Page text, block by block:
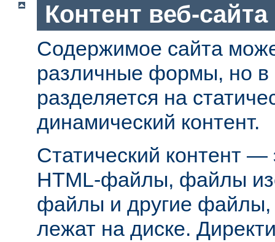
Контент веб-сайта
Содержимое сайта
различные формы, но
разделяется на
динамический контент.
Статический контент —
HTML-файлы, файлы
файлы и другие файлы,
лежат на диске.